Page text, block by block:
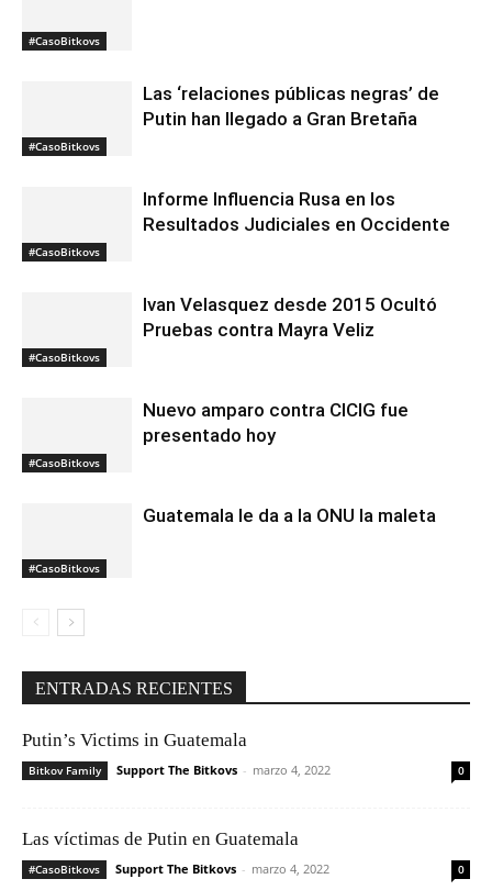
#CasoBitkovs
#CasoBitkovs
Las ‘relaciones públicas negras’ de
Putin han llegado a Gran Bretaña
#CasoBitkovs
Informe Influencia Rusa en los
Resultados Judiciales en Occidente
#CasoBitkovs
Ivan Velasquez desde 2015 Ocultó
Pruebas contra Mayra Veliz
#CasoBitkovs
Nuevo amparo contra CICIG fue
presentado hoy
#CasoBitkovs
Guatemala le da a la ONU la maleta
ENTRADAS RECIENTES
Putin’s Victims in Guatemala
Bitkov Family Support The Bitkovs - marzo 4, 2022 0
Las víctimas de Putin en Guatemala
#CasoBitkovs Support The Bitkovs - marzo 4, 2022 0